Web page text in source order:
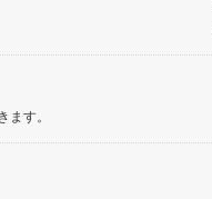
す。